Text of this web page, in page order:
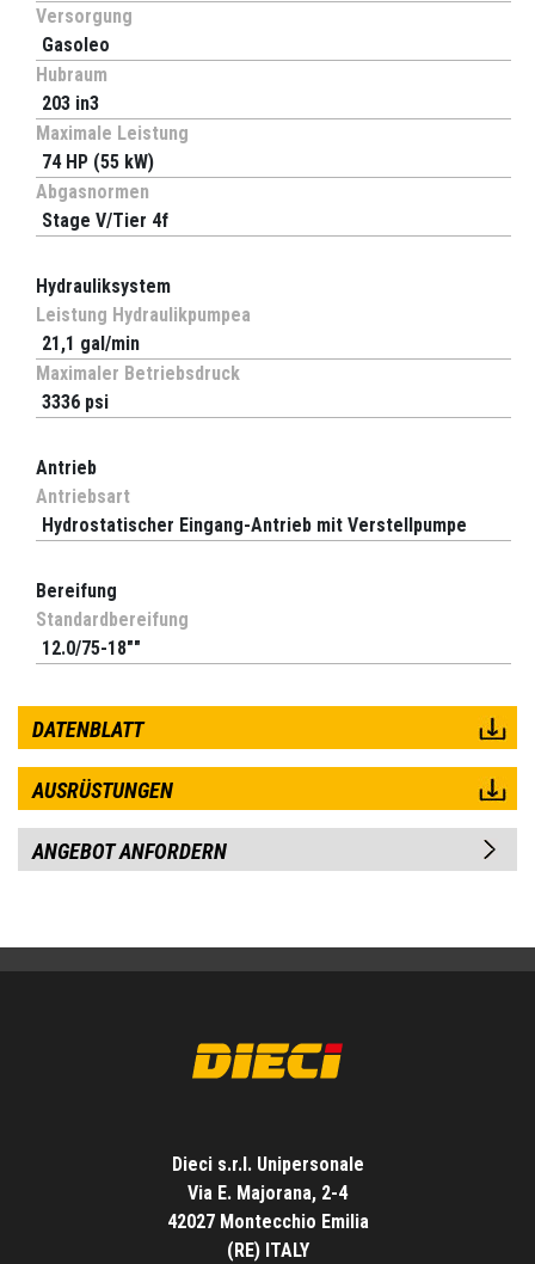
Versorgung
Gasoleo
Hubraum
203 in3
Maximale Leistung
74 HP (55 kW)
Abgasnormen
Stage V/Tier 4f
Hydrauliksystem
Leistung Hydraulikpumpea
21,1 gal/min
Maximaler Betriebsdruck
3336 psi
Antrieb
Antriebsart
Hydrostatischer Eingang-Antrieb mit Verstellpumpe
Bereifung
Standardbereifung
12.0/75-18""
DATENBLATT
AUSRÜSTUNGEN
ANGEBOT ANFORDERN
Dieci s.r.l. Unipersonale
Via E. Majorana, 2-4
42027 Montecchio Emilia
(RE) ITALY